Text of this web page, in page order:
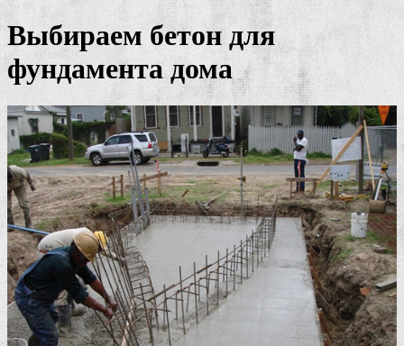
Выбираем бетон для
фундамента дома